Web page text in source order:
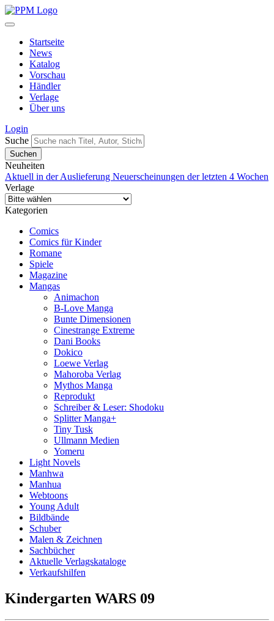
Startseite
News
Katalog
Vorschau
Händler
Verlage
Über uns
Login
Suche
Neuheiten
Aktuell in der Auslieferung Neuerscheinungen der letzten 4 Wochen
Verlage
Kategorien
Comics
Comics für Kinder
Romane
Spiele
Magazine
Mangas
Animachon
B-Love Manga
Bunte Dimensionen
Cinestrange Extreme
Dani Books
Dokico
Loewe Verlag
Mahoroba Verlag
Mythos Manga
Reprodukt
Schreiber & Leser: Shodoku
Splitter Manga+
Tiny Tusk
Ullmann Medien
Yomeru
Light Novels
Manhwa
Manhua
Webtoons
Young Adult
Bildbände
Schuber
Malen & Zeichnen
Sachbücher
Aktuelle Verlagskataloge
Verkaufshilfen
Kindergarten WARS 09